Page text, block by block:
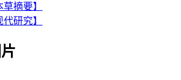
摘要】
研究】